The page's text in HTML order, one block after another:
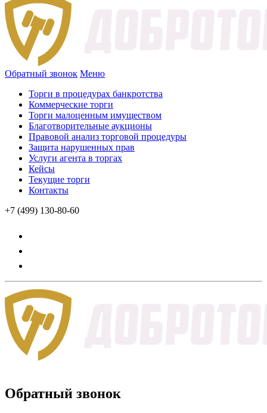
Обратный звонок Меню
Торги в процедурах банкротства
Коммерческие торги
Торги малоценным имуществом
Благотворительные аукционы
Правовой анализ торговой процедуры
Защита нарушенных прав
Услуги агента в торгах
Кейсы
Текущие торги
Контакты
+7 (499) 130-80-60
Обратный звонок